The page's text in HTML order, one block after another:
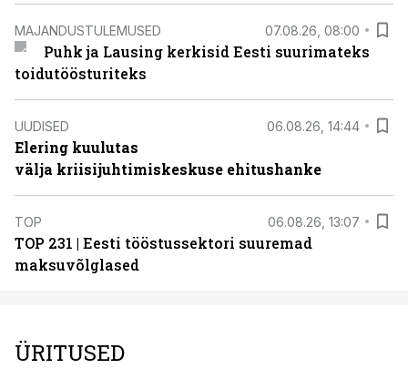
MAJANDUSTULEMUSED 07.08.26, 08:00
Puhk ja Lausing kerkisid Eesti suurimateks
toidutöösturiteks
UUDISED 06.08.26, 14:44
Elering kuulutas
välja kriisijuhtimiskeskuse ehitushanke
TOP 06.08.26, 13:07
TOP 231 | Eesti tööstussektori suuremad
maksuvõlglased
ÜRITUSED